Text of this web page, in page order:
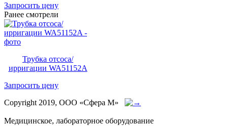
Запросить цену
Ранее смотрели
Трубка отсоса/
ирригации WA51152A
Запросить цену
Copyright 2019, ООО «Сфера М»
Медицинское, лабораторное оборудование